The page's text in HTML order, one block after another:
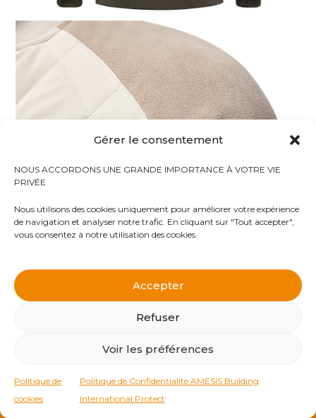
Gérer le consentement
NOUS ACCORDONS UNE GRANDE IMPORTANCE À VOTRE VIE
PRIVÉE
Nous utilisons des cookies uniquement pour améliorer votre expérience
de navigation et analyser notre trafic. En cliquant sur "Tout accepter",
vous consentez à notre utilisation des cookies.
Accepter
Refuser
Voir les préférences
Politique de
cookies
Politique de Confidentialité AMESIS Building
International Protect
Protégez-vous en cas d’attaque ou explosion nucléaire,
virus ou produits chimiques avec nos Kits complets NRBC
GEIGER, pilule d’I.O.D, guide « comment se protéger en cas
NRBC-E. Protégez ce qui compte pour vous.
Ignorer